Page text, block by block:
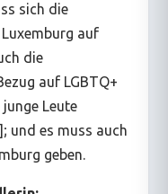
sich die
auf
die
auf LGBTQ+
Leute
es muss auch
geben.